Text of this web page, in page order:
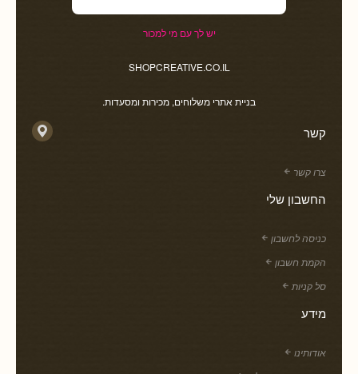
יש לך עם מי למכור
SHOPCREATIVE.CO.IL
בניית אתרי משלוחים, מכירות ומסעדות.
קשר
צרו קשר
החשבון שלי
כניסה לחשבון
הקמת חשבון
סל קניות
מידע
אודותינו